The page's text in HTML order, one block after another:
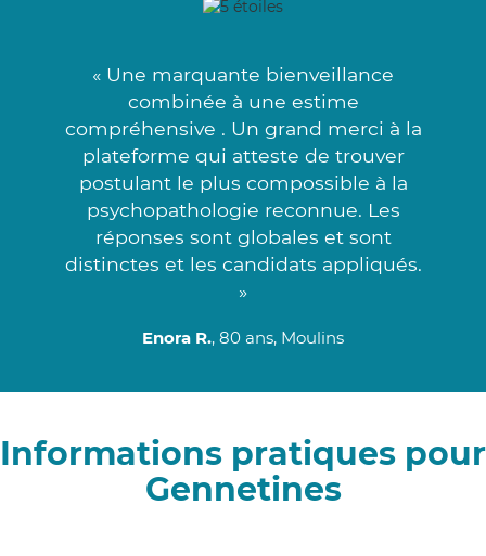
« Une marquante bienveillance
combinée à une estime
compréhensive . Un grand merci à la
plateforme qui atteste de trouver
postulant le plus compossible à la
psychopathologie reconnue. Les
réponses sont globales et sont
distinctes et les candidats appliqués.
»
Enora R., 80 ans, Moulins
Informations pratiques pour
Gennetines